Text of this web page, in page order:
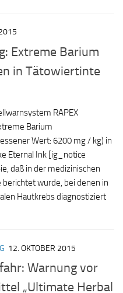
Extreme Barium
in Tätowiertinte
RAPEX
Barium
Wert: 6200 mg / kg) in
Eternal Ink [ig_notice
daß in der medizinischen
berichtet wurde, bei denen in
Hautkrebs diagnostiziert
12. OKTOBER 2015
Warnung vor
„Ultimate Herbal